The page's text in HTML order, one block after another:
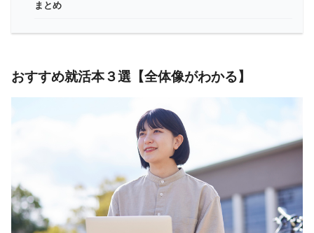
まとめ
おすすめ就活本３選【全体像がわかる】